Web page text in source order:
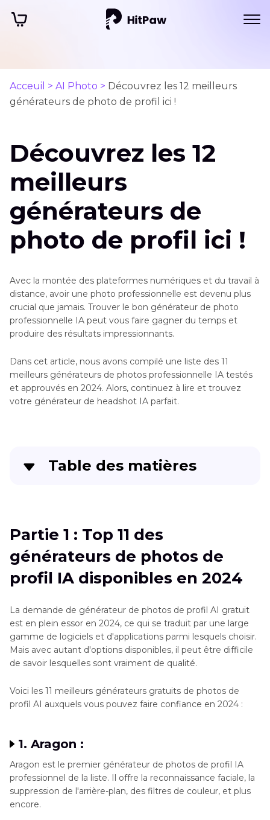
Acceuil > AI Photo > Découvrez les 12 meilleurs
générateurs de photo de profil ici !
Découvrez les 12
meilleurs
générateurs de
photo de profil ici !
Avec la montée des plateformes numériques et du travail à
distance, avoir une photo professionnelle est devenu plus
crucial que jamais. Trouver le bon générateur de photo
professionnelle IA peut vous faire gagner du temps et
produire des résultats impressionnants.
Dans cet article, nous avons compilé une liste des 11
meilleurs générateurs de photos professionnelle IA testés
et approuvés en 2024. Alors, continuez à lire et trouvez
votre générateur de headshot IA parfait.
Table des matières
Partie 2: Le meilleur générateur de photo de
profil - HitPaw FotorPea
Conclusion
Partie 1 : Top 11 des
générateurs de photos de
profil IA disponibles en 2024
La demande de générateur de photos de profil AI gratuit
est en plein essor en 2024, ce qui se traduit par une large
gamme de logiciels et d'applications parmi lesquels choisir.
Mais avec autant d'options disponibles, il peut être difficile
de savoir lesquelles sont vraiment de qualité.
Voici les 11 meilleurs générateurs gratuits de photos de
profil AI auxquels vous pouvez faire confiance en 2024 :
1. Aragon :
Aragon est le premier générateur de photos de profil IA
professionnel de la liste. Il offre la reconnaissance faciale, la
suppression de l'arrière-plan, des filtres de couleur, et plus
encore.